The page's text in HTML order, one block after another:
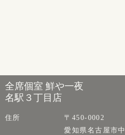
全席個室 鮮や一夜
名駅３丁目店
住所
〒450-0002
愛知県名古屋市